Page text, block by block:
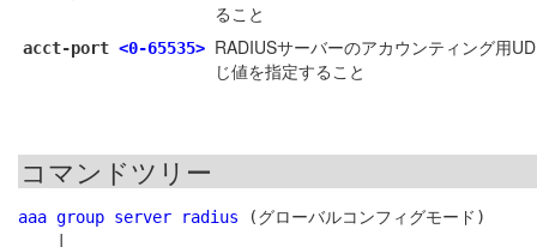
ること
acct-port <0-65535> RADIUSサーバーのアカウンティング用
じ値を指定すること
コマンドツリー
aaa group server radius (グローバルコンフィグモード)